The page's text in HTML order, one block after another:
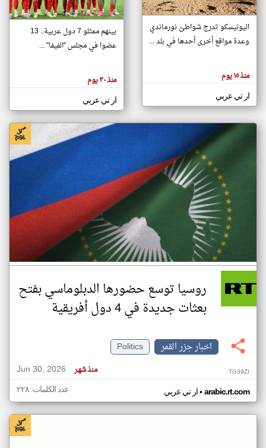
تغيير الدولة
اخبار جزر القمر على مدار الساعة
أهم اخبار جزر القمر العاجلة والمباشرة
هنا عن
وجهة
كاتبيها.
اليونيسكو تدرج شواطئ نورماندي
وعدة مواقع أخرى أحدها في بلد ...
منذ ١٥ يوم
ار تي عربي
بينهم ممثلو 7 دول عربية.. 13
عضوا في مجلس "الفيفا" ...
منذ ٣٠ يوم
ار تي عربي
روسيا توسع حضورها الدبلوماسي بفتح
بعثات جديدة في 4 دول أفريقية
اخبار جزر القمر
Politics
Jun 30, 2026
منذ شهر TG39ZI
ار تي عربي• arabic.rt.com عدد الكلمات: ٢٢٨
klyoum.com